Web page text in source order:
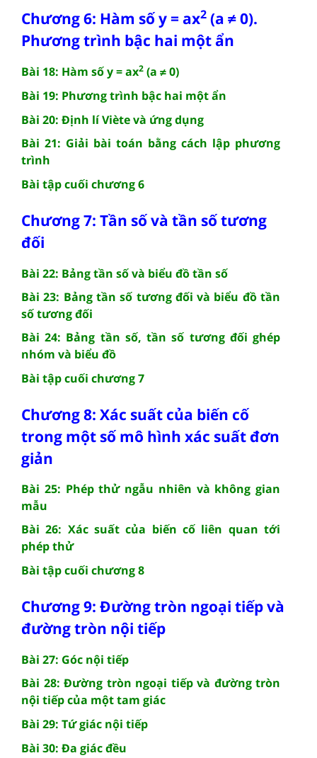
Chương 6: Hàm số y = ax2 (a ≠ 0).
Phương trình bậc hai một ẩn
Bài 18: Hàm số y = ax2 (a ≠ 0)
Bài 19: Phương trình bậc hai một ẩn
Bài 20: Định lí Viète và ứng dụng
Bài 21: Giải bài toán bằng cách lập phương
trình
Bài tập cuối chương 6
Chương 7: Tần số và tần số tương
đối
Bài 22: Bảng tần số và biểu đồ tần số
Bài 23: Bảng tần số tương đối và biểu đồ tần
số tương đối
Bài 24: Bảng tần số, tần số tương đối ghép
nhóm và biểu đồ
Bài tập cuối chương 7
Chương 8: Xác suất của biến cố
trong một số mô hình xác suất đơn
giản
Bài 25: Phép thử ngẫu nhiên và không gian
mẫu
Bài 26: Xác suất của biến cố liên quan tới
phép thử
Bài tập cuối chương 8
Chương 9: Đường tròn ngoại tiếp và
đường tròn nội tiếp
Bài 27: Góc nội tiếp
Bài 28: Đường tròn ngoại tiếp và đường tròn
nội tiếp của một tam giác
Bài 29: Tứ giác nội tiếp
Bài 30: Đa giác đều